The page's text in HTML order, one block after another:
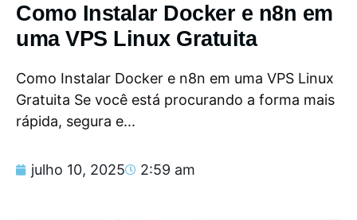
Como Instalar Docker e n8n em
uma VPS Linux Gratuita
Como Instalar Docker e n8n em uma VPS Linux
Gratuita Se você está procurando a forma mais
rápida, segura e...
julho 10, 2025 2:59 am